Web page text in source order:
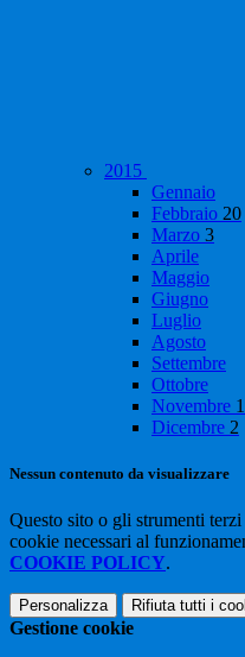
2015
Gennaio
Febbraio 20
Marzo 3
Aprile
Maggio
Giugno
Luglio
Agosto
Settembre
Ottobre
Novembre
Dicembre 2
Nessun contenuto da visualizzare
Questo sito o gli strumenti
cookie necessari al
COOKIE POLICY.
Personalizza Rifiuta tutti i
Gestione cookie